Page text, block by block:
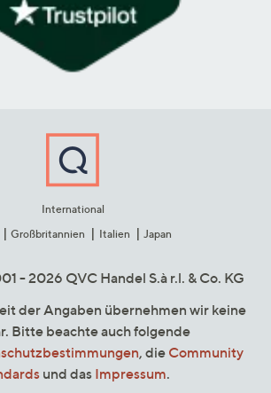
International
Großbritannien Italien Japan
- 2026 QVC Handel S.à r.l. & Co. KG
der Angaben übernehmen wir keine
Bitte beachte auch folgende
, die Community
und das Impressum.